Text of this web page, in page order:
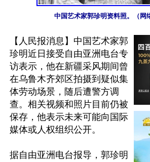
中国艺术家郭珍明资料照。（网
【人民报消息】中国艺术家郭
珍明近日接受自由亚洲电台专
访表示，他在新疆采风期间曾
在乌鲁木齐郊区拍摄到疑似集
体劳动场景，随后遭警方调
查。相关视频和照片目前仍被
保存，他表示未来可能向国际
媒体或人权组织公开。
据自由亚洲电台报导，郭珍明